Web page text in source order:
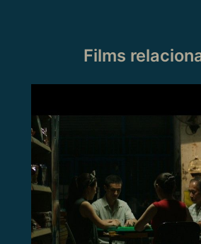
Films